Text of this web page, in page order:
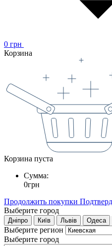
0 грн
Корзина
Корзина пуста
Сумма:
0грн
Продолжить покупки
Выберите город
Дніпро Київ Львів Одеса
Выберите регион
Выберите город